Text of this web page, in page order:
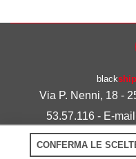
blackship
Via P. Nenni, 18 -
53.57.116 - E-
CONFERMA LE